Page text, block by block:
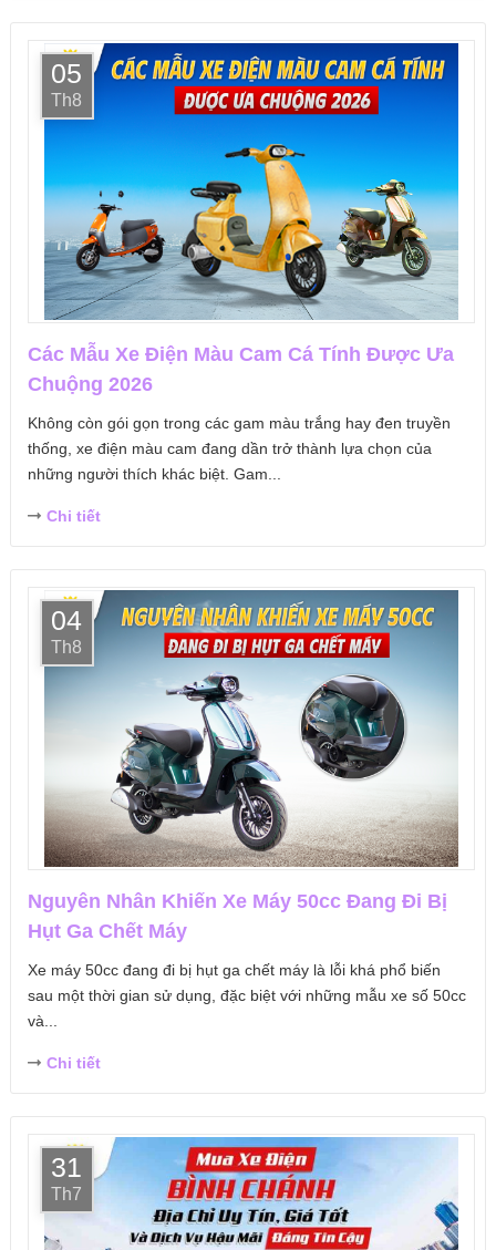
05
Th8
Các Mẫu Xe Điện Màu Cam Cá Tính Được Ưa
Chuộng 2026
Không còn gói gọn trong các gam màu trắng hay đen truyền
thống, xe điện màu cam đang dần trở thành lựa chọn của
những người thích khác biệt. Gam...
Chi tiết
04
Th8
Nguyên Nhân Khiến Xe Máy 50cc Đang Đi Bị
Hụt Ga Chết Máy
Xe máy 50cc đang đi bị hụt ga chết máy là lỗi khá phổ biến
sau một thời gian sử dụng, đặc biệt với những mẫu xe số 50cc
và...
Chi tiết
31
Th7